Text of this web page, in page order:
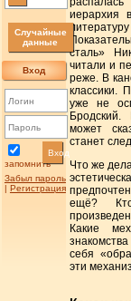
Случайные
данные
Вход
запомнить
Вход
Забыл пароль
| Регистрация
иерархия
сталь»
читали и
реже. В
классики.
уже не
может
станет
Что же
ещё?
Какие
себя
эти